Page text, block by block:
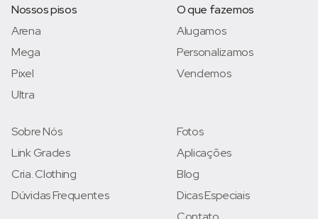
Nossos pisos
Arena
Mega
Pixel
Ultra
O que fazemos
Alugamos
Personalizamos
Vendemos
Sobre Nós
Link Grades
Cria. Clothing
Dúvidas Frequentes
Fotos
Aplicações
Blog
Dicas Especiais